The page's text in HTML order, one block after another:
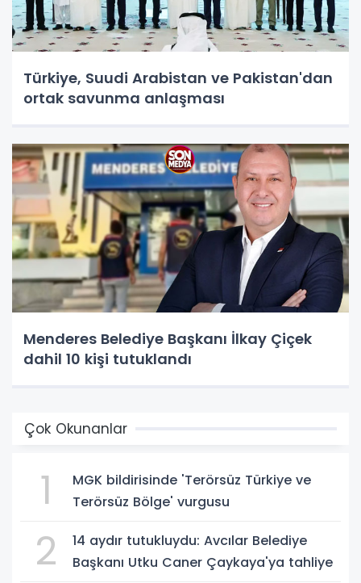
Türkiye, Suudi Arabistan ve Pakistan'dan
ortak savunma anlaşması
Menderes Belediye Başkanı İlkay Çiçek
dahil 10 kişi tutuklandı
Çok Okunanlar
1
MGK bildirisinde 'Terörsüz Türkiye ve
Terörsüz Bölge' vurgusu
2
14 aydır tutukluydu: Avcılar Belediye
Başkanı Utku Caner Çaykaya'ya tahliye